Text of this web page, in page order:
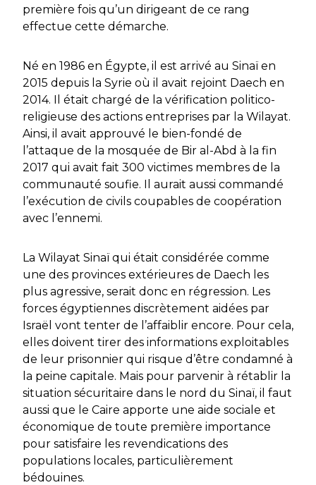
première fois qu’un dirigeant de ce rang
effectue cette démarche.
Né en 1986 en Égypte, il est arrivé au Sinaï en
2015 depuis la Syrie où il avait rejoint Daech en
2014. Il était chargé de la vérification politico-
religieuse des actions entreprises par la Wilayat.
Ainsi, il avait approuvé le bien-fondé de
l’attaque de la mosquée de Bir al-Abd à la fin
2017 qui avait fait 300 victimes membres de la
communauté soufie. Il aurait aussi commandé
l’exécution de civils coupables de coopération
avec l’ennemi.
La Wilayat Sinaï qui était considérée comme
une des provinces extérieures de Daech les
plus agressive, serait donc en régression. Les
forces égyptiennes discrètement aidées par
Israël vont tenter de l’affaiblir encore. Pour cela,
elles doivent tirer des informations exploitables
de leur prisonnier qui risque d’être condamné à
la peine capitale. Mais pour parvenir à rétablir la
situation sécuritaire dans le nord du Sinaï, il faut
aussi que le Caire apporte une aide sociale et
économique de toute première importance
pour satisfaire les revendications des
populations locales, particulièrement
bédouines.